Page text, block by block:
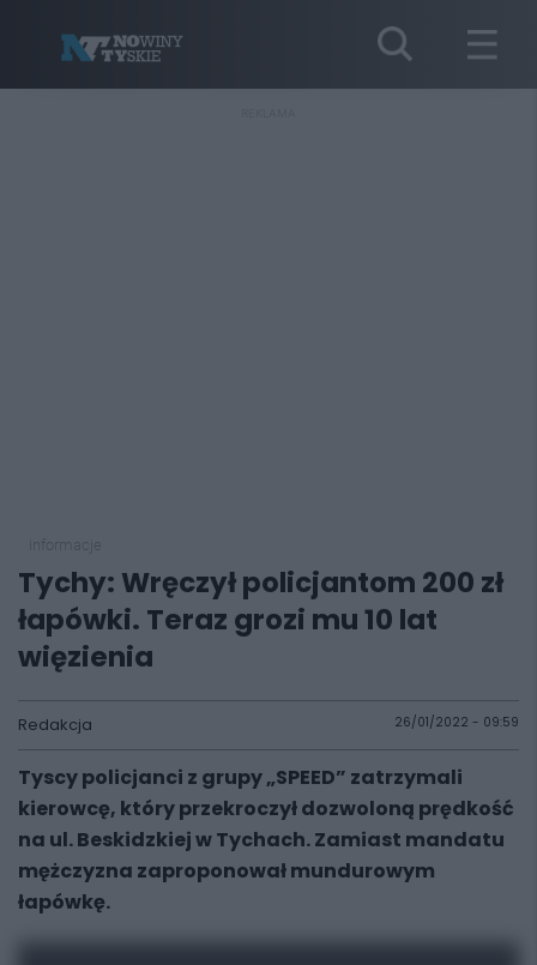
Tychy: Wręczył policjantom 200 zł
łapówki. Teraz grozi mu 10 lat
więzienia
Redakcja 26/01/2022 - 09:59
Tyscy policjanci z grupy „SPEED” zatrzymali
kierowcę, który przekroczył dozwoloną prędkość
na ul. Beskidzkiej w Tychach. Zamiast mandatu
mężczyzna zaproponował mundurowym
łapówkę.